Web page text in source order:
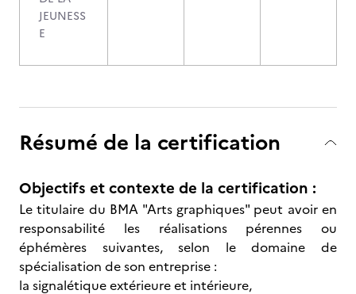
JEUNESS
E
Résumé de la certification
Objectifs et contexte de la certification :
Le titulaire du BMA "Arts graphiques" peut avoir en
responsabilité les réalisations pérennes ou
éphémères suivantes, selon le domaine de
spécialisation de son entreprise :
la signalétique extérieure et intérieure,